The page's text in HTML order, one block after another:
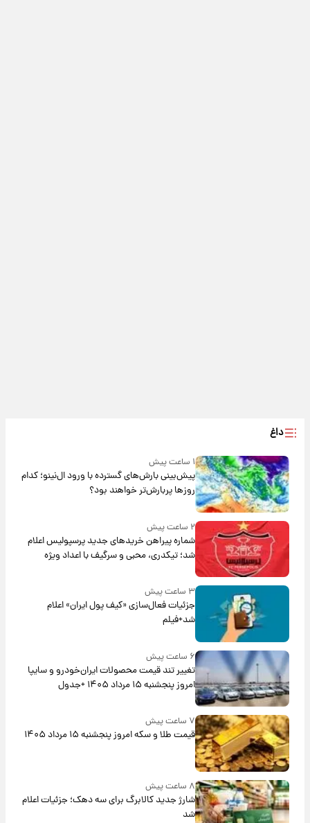
داغ
۱ ساعت پیش
پیش‌بینی بارش‌های گسترده با ورود ال‌نینو؛ کدام
روزها پربارش‌تر خواهند بود؟
۲ ساعت پیش
شماره پیراهن خریدهای جدید پرسپولیس اعلام
شد؛ تیکدری، محبی و سرگیف با اعداد ویژه
۳ ساعت پیش
جزئیات فعال‌سازی «کیف پول ایران» اعلام
شد+فیلم
۶ ساعت پیش
تغییر تند قیمت محصولات ایران‌خودرو و سایپا
امروز پنجشنبه ۱۵ مرداد ۱۴۰۵ +جدول
۷ ساعت پیش
قیمت طلا و سکه امروز پنجشنبه ۱۵ مرداد ۱۴۰۵
۸ ساعت پیش
شارژ جدید کالابرگ برای سه دهک؛ جزئیات اعلام
شد